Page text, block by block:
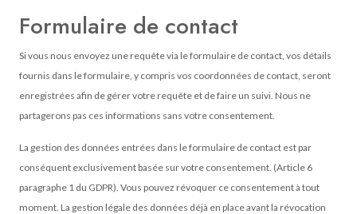
Formulaire de contact
Si vous nous envoyez une requête via le formulaire de contact, vos détails
fournis dans le formulaire, y compris vos coordonnées de contact, seront
enregistrées afin de gérer votre requête et de faire un suivi. Nous ne
partagerons pas ces informations sans votre consentement.
La gestion des données entrées dans le formulaire de contact est par
conséquent exclusivement basée sur votre consentement. (Article 6
paragraphe 1 du GDPR). Vous pouvez révoquer ce consentement à tout
moment. La gestion légale des données déjà en place avant la révocation